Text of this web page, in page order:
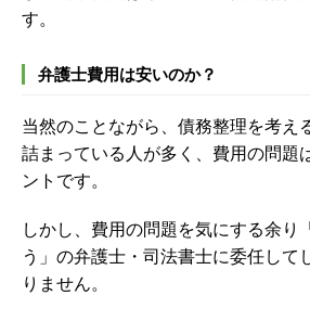
す。
弁護士費用は安いのか？
当然のことながら、債務整理を考え
詰まっている人が多く、費用の問題
ントです。
しかし、費用の問題を気にする余り
う」の弁護士・司法書士に委任して
りません。